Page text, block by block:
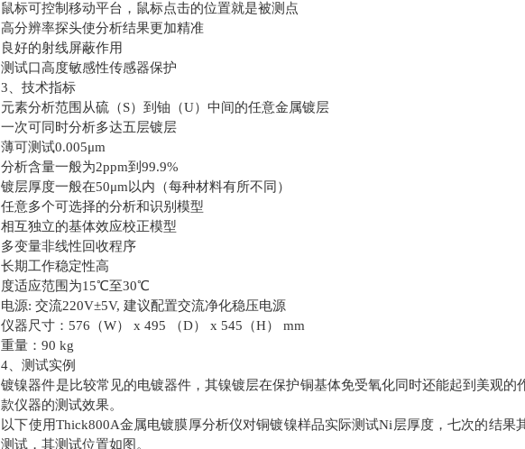
鼠标可控制移动平台，鼠标点击的位置就是被测点
高分辨率探头使分析结果更加精准
良好的射线屏蔽作用
测试口高度敏感性传感器保护
3、技术指标
元素分析范围从硫（S）到铀（U）中间的任意金属镀层
一次可同时分析多达五层镀层
薄可测试0.005μm
分析含量一般为2ppm到99.9%
镀层厚度一般在50μm以内（每种材料有所不同）
任意多个可选择的分析和识别模型
相互独立的基体效应校正模型
多变量非线性回收程序
长期工作稳定性高
度适应范围为15℃至30℃
电源: 交流220V±5V, 建议配置交流净化稳压电源
仪器尺寸：576（W） x 495 （D） x 545（H） mm
重量：90 kg
4、测试实例
镀镍器件是比较常见的电镀器件，其镍镀层在保护铜基体免受氧化同时还能起到美观
款仪器的测试效果。
以下使用Thick800A金属电镀膜厚分析仪对铜镀镍样品实际测试Ni层厚度，七次的结
测试，其测试位置如图。